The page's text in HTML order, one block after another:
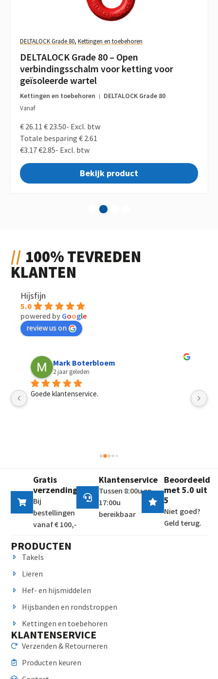
DELTALOCK Grade 80, Kettingen en toebehoren
DELTALOCK Grade 80 – Open
verbindingsschalm voor ketting voor
geïsoleerde wartel
Kettingen en toebehoren DELTALOCK Grade 80
Vanaf
€ 26.11 € 23.50- Excl. btw
Totale besparing € 2.61
€3.17€2.85- Excl. btw
Bekijk product
4
100% TEVREDEN
KLANTEN
Hijsfijn
5.0
powered by Google
review us on
Mark Boterbloem
2 jaar geleden
Goede klantenservice.
Gratis
verzending
Bij
bestellingen
vanaf € 100,-
Klantenservice
Tussen 8:00u en
17:00u
bereikbaar
Beoordeeld
met 5.0 uit
5
Niet goed?
Geld terug.
PRODUCTEN
Takels
Lieren
Hef- en hijsmiddelen
Hijsbanden en rondstroppen
Kettingen en toebehoren
KLANTENSERVICE
Verzenden & Retourneren
Producten keuren